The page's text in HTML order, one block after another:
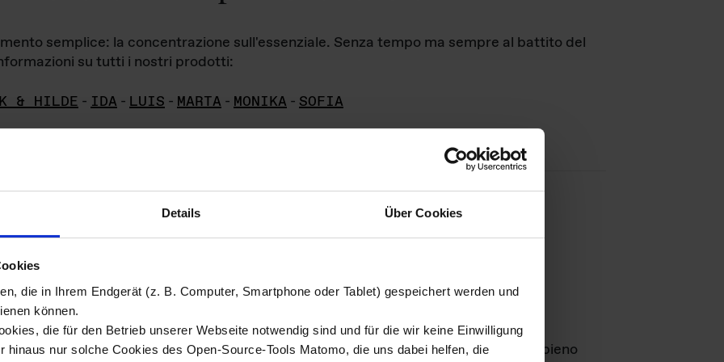
Details Über Cookies
die in Ihrem Endgerät (z. B. Computer, Smartphone oder Tablet) gespeichert werden und
können.
die für den Betrieb unserer Webseite notwendig sind und für die wir keine Einwilligung
hinaus nur solche Cookies des Open-Source-Tools Matomo, die uns dabei helfen, die
semplice: la concentrazione sull'essenziale. Senza tempo ma sempre al battito del
su tutti i nostri prodotti:
& HILDE - IDA - LUIS - MARTA - MONIKA - SOFIA
di immagini
materiale fotografico sono detenuti daDas ganze LebenGmbH e rimangono in pieno